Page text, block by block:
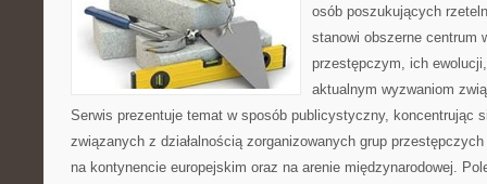
osób poszukujących
stanowi obszerne centrum
przestępczym, ich
aktualnym wyzwaniom
Serwis prezentuje temat w sposób publicystyczny, koncentrując
związanych z działalnością zorganizowanych grup
na kontynencie europejskim oraz na arenie międzynarodowej.